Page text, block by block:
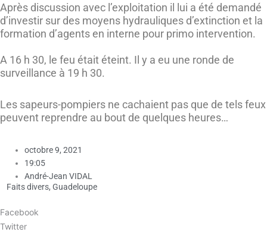
Après discussion avec l’exploitation il lui a été demandé
d’investir sur des moyens hydrauliques d’extinction et la
formation d’agents en interne pour primo intervention.
A 16 h 30, le feu était éteint. Il y a eu une ronde de
surveillance à 19 h 30.
Les sapeurs-pompiers ne cachaient pas que de tels feux
peuvent reprendre au bout de quelques heures…
octobre 9, 2021
19:05
André-Jean VIDAL
Faits divers, Guadeloupe
Facebook
Twitter